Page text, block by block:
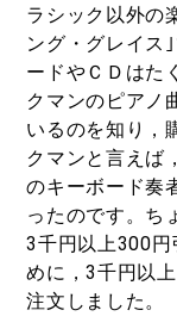
ラシック以外の
ング・グレイス
ードやＣＤはた
クマンのピアノ
いるのを知り，
クマンと言えば
のキーボード奏
ったのです。ち
3千円以上300円
めに，3千円以
注文しました。